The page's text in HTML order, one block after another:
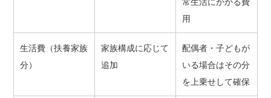
用
生活費（扶養家族
分）
家族構成に応じて
追加
配偶者・子どもが
いる場合はその分
を上乗せして確保